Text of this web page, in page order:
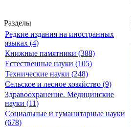
Разделы
Редкие издания на иностранных
языках (4)
Книжные памятники (388)
Естественные науки (105)
Технические науки (248)
Сельское и лесное хозяйство (9)
Здравоохранение. Медицинские
науки (11)
Социальные и гуманитарные науки
(678)